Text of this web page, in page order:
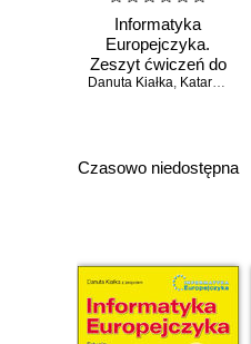
Informatyka
Europejczyka.
Zeszyt ćwiczeń do
zajęć
Edycja: Windows
7, Windows Vista,
(Wydanie II)
Danuta Kiałka, Katarzyna Kiałka
Czasowo niedostępna